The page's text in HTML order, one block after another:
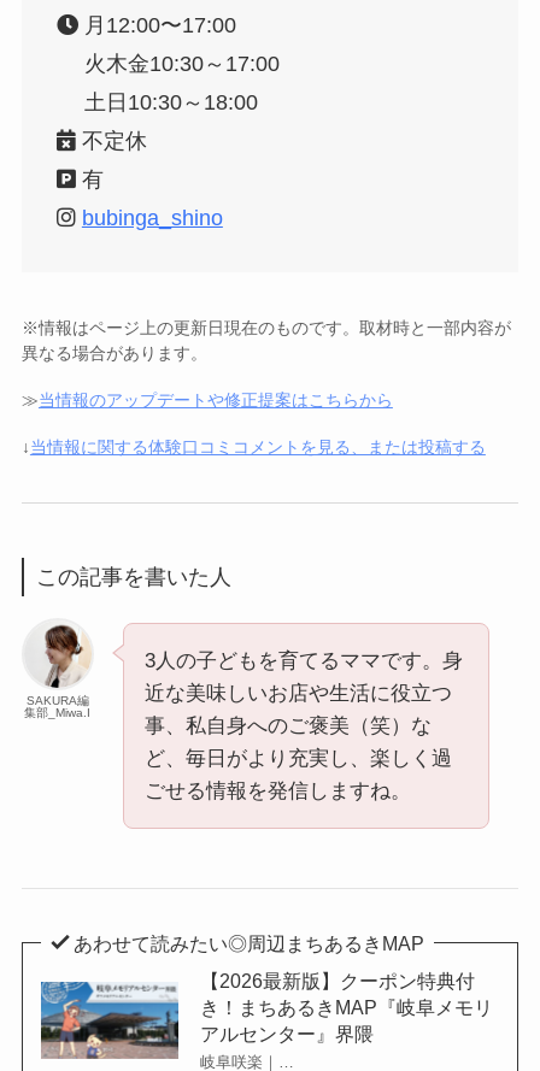
月12:00〜17:00
火木金10:30～17:00
土日10:30～18:00
不定休
有
bubinga_shino
※情報はページ上の更新日現在のものです。取材時と一部内容が
異なる場合があります。
≫当情報のアップデートや修正提案はこちらから
↓当情報に関する体験口コミコメントを見る、または投稿する
この記事を書いた人
SAKURA編
集部_Miwa.I
3人の子どもを育てるママです。身
近な美味しいお店や生活に役立つ
事、私自身へのご褒美（笑）な
ど、毎日がより充実し、楽しく過
ごせる情報を発信しますね。
あわせて読みたい◎周辺まちあるきMAP
【2026最新版】クーポン特典付
き！まちあるきMAP『岐阜メモリ
アルセンター』界隈
岐阜咲楽｜…